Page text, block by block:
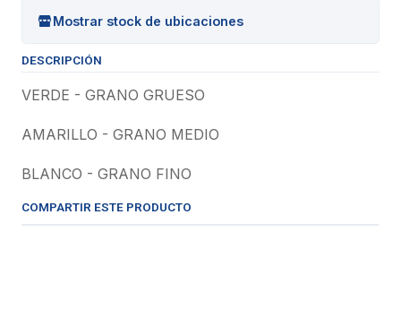
Mostrar stock de ubicaciones
DESCRIPCIÓN
VERDE - GRANO GRUESO
AMARILLO - GRANO MEDIO
BLANCO - GRANO FINO
COMPARTIR ESTE PRODUCTO